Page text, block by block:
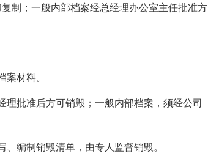
制；一般内部档案经总经理办公室主任批准方
案材料。
理批准后方可销毁；一般内部档案，须经公司
、编制销毁清单，由专人监督销毁。